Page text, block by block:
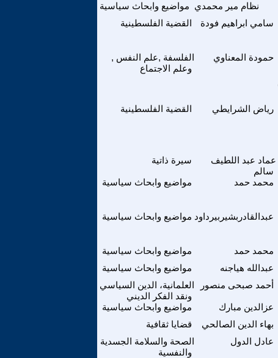
مواضيع وابحاث سياسية نظام مير محمدي
القضية الفلسطينية
سامي ابراهيم فودة
الفلسفة ,علم النفس ,
وعلم الاجتماع
حمودة المعناوي
القضية الفلسطينية رياض الشرايطي
سيرة ذاتية
عماد عبد اللطيف
سالم
مواضيع وابحاث سياسية محمد حمد
مواضيع وابحاث سياسية عبدالقادربشيربيرداود
مواضيع وابحاث سياسية محمد حمد
مواضيع وابحاث سياسية
عبدالله هياجنه
العلمانية، الدين السياسي
ونقد الفكر الديني
أحمد صبحى منصور
مواضيع وابحاث سياسية عزالدين مبارك
قضايا ثقافية
بهاء الدين الصالحي
الصحة والسلامة الجسدية
والنفسية
عادل الدول